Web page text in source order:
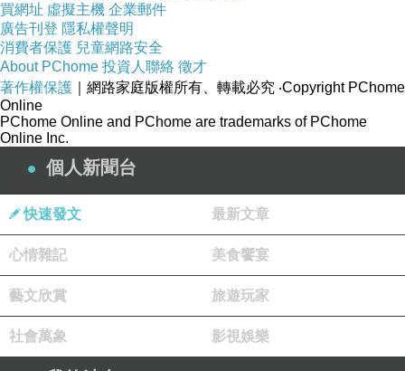
●10.春天永遠佇你身邊
五、獨唱女高音 吳庭萱
●11.躡腳尾
第六單元：混聲四部合唱
●12.美麗時代
● 13.水面月影
●14.花廳門 (編曲：黃俊達)
◎ 安可曲 ◎
●15.爸爸威風 混聲二部合唱 (編曲：劉新誠)
●16.祝福 (編曲：劉新誠)
買網址 虛擬主機 企業郵件
廣告刊登 隱私權聲明
消費者保護 兒童網路安全
About PChome 投資人聯絡 徵才
著作權保護 ｜網路家庭版權所有、轉載必究 ‧Copyright PChome
Online
PChome Online and PChome are trademarks of PChome
Online Inc.
個人新聞台
快速發文 最新文章
心情雜記 美食饗宴
藝文欣賞 旅遊玩家
社會萬象 影視娛樂